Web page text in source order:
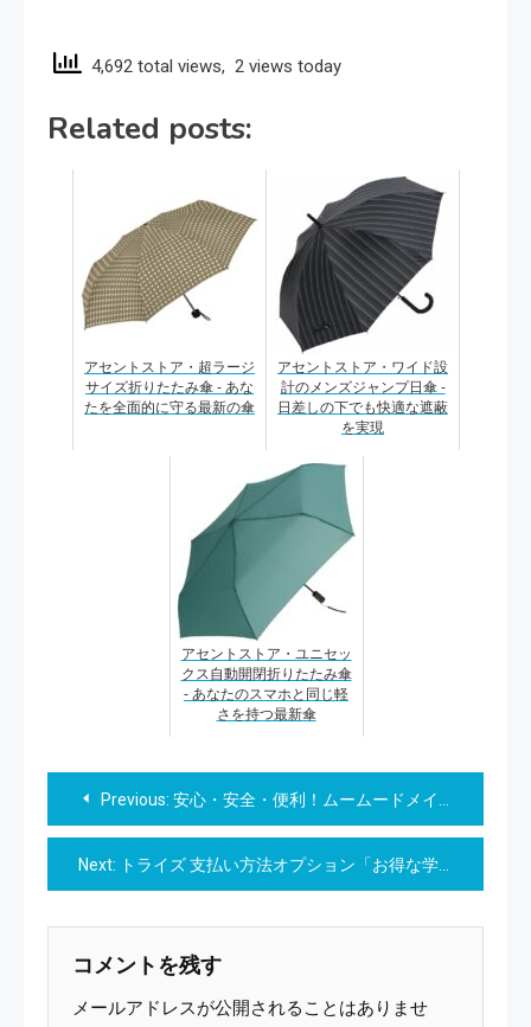
4,692 total views, 2 views today
Related posts:
アセントストア・超ラージ
サイズ折りたたみ傘 - あな
たを全面的に守る最新の傘
アセントストア・ワイド設
計のメンズジャンプ日傘 -
日差しの下でも快適な遮蔽
を実現
アセントストア・ユニセッ
クス自動開閉折りたたみ傘
- あなたのスマホと同じ軽
さを持つ最新傘
投
稿
ナ
ビ
ゲ
Previous: 安心・安全・便利！ムームードメインの特色を知ろう！
Next: トライズ 支払い方法オプション「お得な学習体験を、もっと手軽に。トライズの分割払いで、無理なくスタート！」
コメントを残す
メールアドレスが公開されることはありませ